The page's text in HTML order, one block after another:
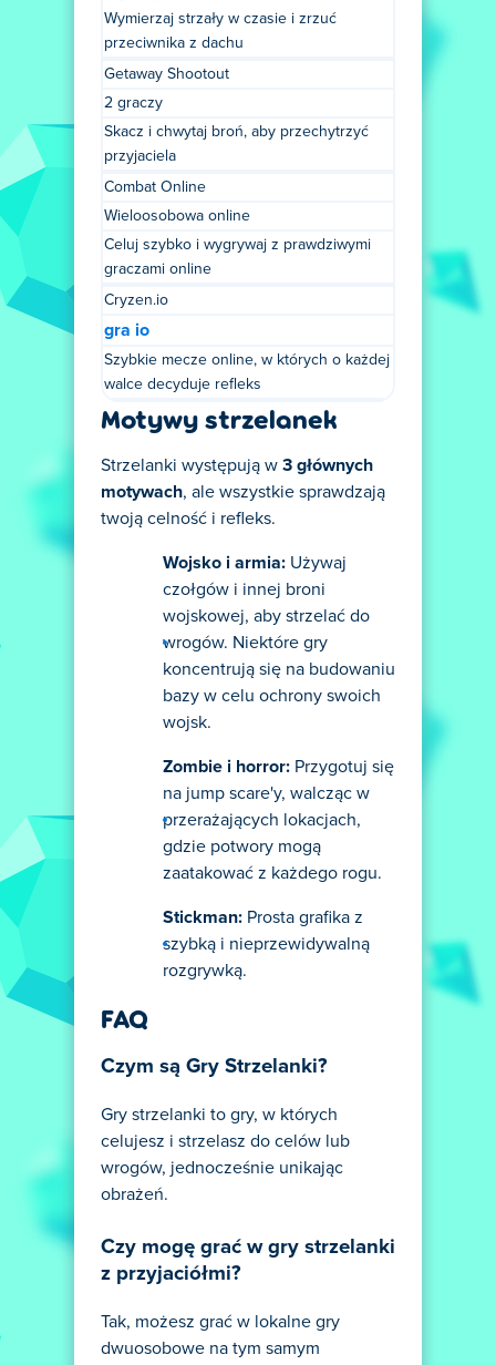
Wymierzaj strzały w czasie i zrzuć
przeciwnika z dachu
Getaway Shootout
2 graczy
Skacz i chwytaj broń, aby przechytrzyć
przyjaciela
Combat Online
Wieloosobowa online
Celuj szybko i wygrywaj z prawdziwymi
graczami online
Cryzen.io
gra io
Szybkie mecze online, w których o każdej
walce decyduje refleks
Motywy strzelanek
Strzelanki występują w 3 głównych
motywach, ale wszystkie sprawdzają
twoją celność i refleks.
Wojsko i armia: Używaj
czołgów i innej broni
wojskowej, aby strzelać do
wrogów. Niektóre gry
koncentrują się na budowaniu
bazy w celu ochrony swoich
wojsk.
Zombie i horror: Przygotuj się
na jump scare'y, walcząc w
przerażających lokacjach,
gdzie potwory mogą
zaatakować z każdego rogu.
Stickman: Prosta grafika z
szybką i nieprzewidywalną
rozgrywką.
FAQ
Czym są Gry Strzelanki?
Gry strzelanki to gry, w których
celujesz i strzelasz do celów lub
wrogów, jednocześnie unikając
obrażeń.
Czy mogę grać w gry strzelanki
z przyjaciółmi?
Tak, możesz grać w lokalne gry
dwuosobowe na tym samym